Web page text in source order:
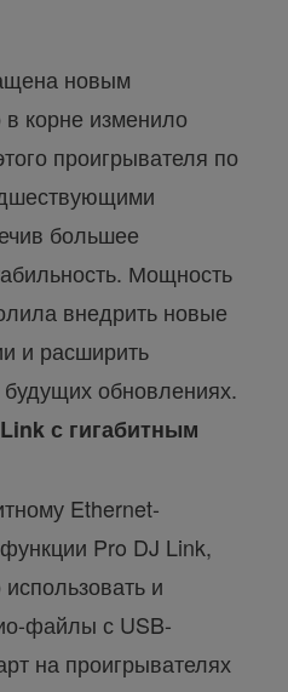
новым
корне изменило
проигрывателя по
большее
Мощность
внедрить новые
и расширить
будущих обновлениях.
с гигабитным
Ethernet-
Pro DJ Link,
и
файлы с USB-
на проигрывателях